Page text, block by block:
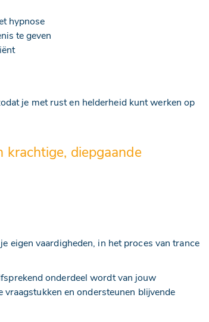
hypnose
te geven
je met rust en helderheid kunt werken op
krachtige, diepgaande
eigen vaardigheden, in het proces van trance
onderdeel wordt van jouw
en ondersteunen blijvende